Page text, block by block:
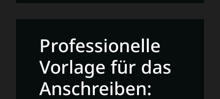
Lebenslaufvorlage
in
Professionell
und
Effizient
Professionelle
Vorlage für das
Anschreiben: